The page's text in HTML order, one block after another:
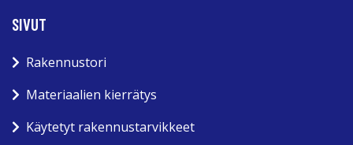
SIVUT
Rakennustori
Materiaalien kierrätys
Käytetyt rakennustarvikkeet